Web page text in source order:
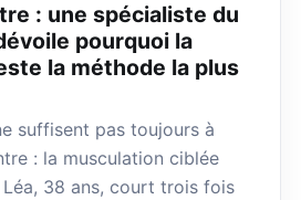
: une spécialiste du
pourquoi la
la méthode la plus
suffisent pas toujours à
: la musculation ciblée
Léa, 38 ans, court trois fois